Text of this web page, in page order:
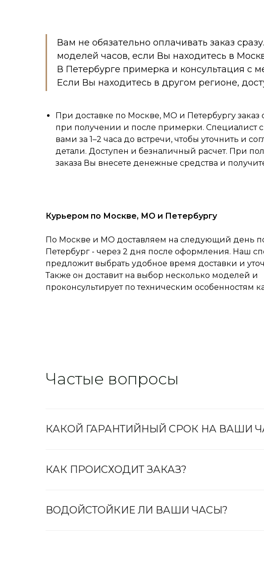
Вам не обязательно оплачивать заказ
моделей часов, если Вы находитесь в
В Петербурге примерка и консультация
Если Вы находитесь в другом регионе,
При доставке по Москве, МО и Петербургу заказ
при получении и после примерки. Специалист
вами за 1–2 часа до встречи, чтобы уточнить и
детали. Доступен и безналичный расчет. При
заказа Вы внесете денежные средства и
Курьером по Москве, МО и Петербургу
По Москве и МО доставляем на следующий день
Петербург - через 2 дня после оформления. Наш
предложит выбрать удобное время доставки и
Также он доставит на выбор несколько моделей и
проконсультирует по техническим особенностям
Частые вопросы
КАКОЙ ГАРАНТИЙНЫЙ СРОК НА ВАШИ
КАК ПРОИСХОДИТ ЗАКАЗ?
ВОДОЙСТОЙКИЕ ЛИ ВАШИ ЧАСЫ?